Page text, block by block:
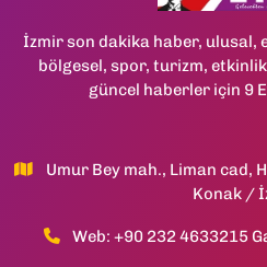
İzmir son dakika haber, ulusal,
bölgesel, spor, turizm,
güncel haberler için 9
Umur Bey mah., Liman cad,
Konak /
Web: +90 232 4633215